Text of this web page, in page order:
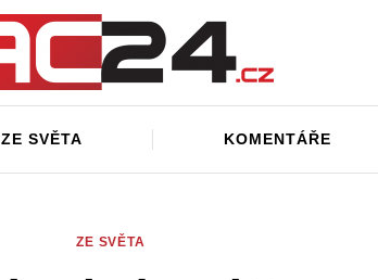
ZE SVĚTA KOMENTÁŘE
ZE SVĚTA